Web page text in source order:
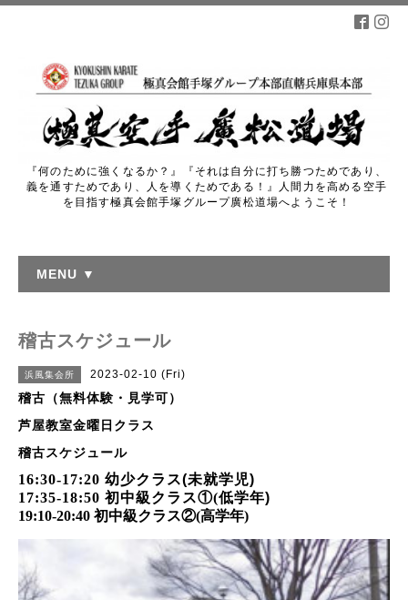
『何のために強くなるか？』『それは自分に打ち勝つためであり、
義を通すためであり、人を導くためである！』人間力を高める空手
を目指す極真会館手塚グループ廣松道場へようこそ！
MENU ▼
稽古スケジュール
浜風集会所 2023-02-10 (Fri)
稽古（無料体験・見学可）
芦屋教室金曜日クラス
稽古スケジュール
16:30-17:20 幼少クラス(未就学児)
17:35-18:50 初中級クラス①(低学年)
19:10-20:40 初中級クラス②(高学年)